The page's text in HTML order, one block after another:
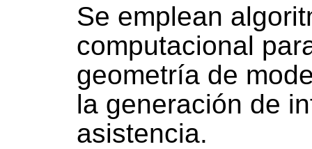
Se emplean
computacional
geometría de
la generación de
asistencia.